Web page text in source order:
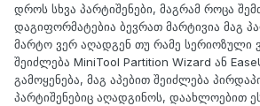
დროს სხვა პარტიშენები, მაგრამ როცა
დაგიფორმატებია ბევრათ მარტივია მაგ
მარტო ვერ აღადგენ თუ რამე სერიოზული
შეიძლება MiniTool Partition Wizard ან
გამოყენება, მაგ აპებით შეიძლება
პარტიშენებიც აღადგინოს, დაახლოებით